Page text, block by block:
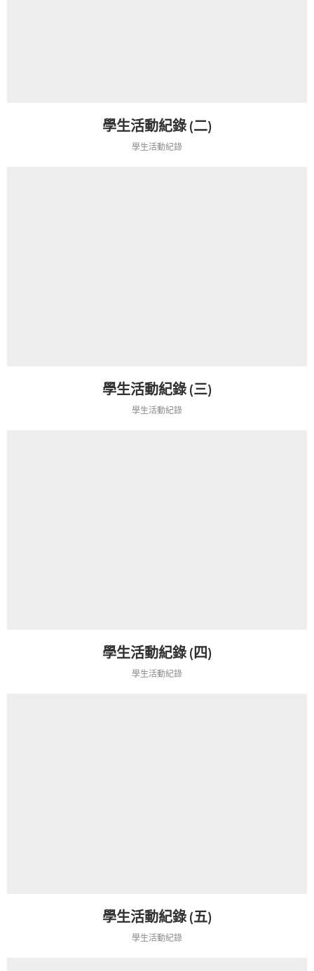
學生活動紀錄 (二)
學生活動紀錄
學生活動紀錄 (三)
學生活動紀錄
學生活動紀錄 (四)
學生活動紀錄
學生活動紀錄 (五)
學生活動紀錄